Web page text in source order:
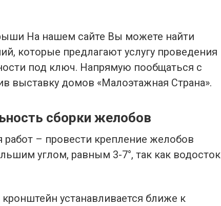
На нашем сайте Вы можете найти
которые предлагают услугу проведения
под ключ. Напрямую пообщаться с
выставку домов «Малоэтажная Страна».
сборки желобов
работ – провести крепление желобов
углом, равным 3-7°, так как водосток
устанавливается ближе к